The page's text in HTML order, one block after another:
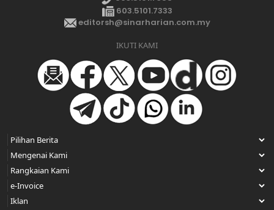
603.5101.7333
editorsh@sinarharian.com.my
IKUTI KAMI